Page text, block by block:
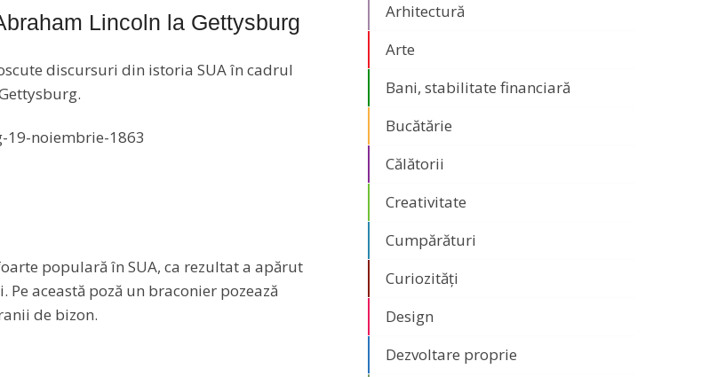
Lincoln la Gettysburg
discursuri din istoria SUA în cadrul
populară în SUA, ca rezultat a apărut
această poză un braconier pozează
de bizon.
Arhitectură
Arte
Bani, stabilitate financiară
Bucătărie
Călătorii
Creativitate
Cumpărături
Curiozități
Design
Dezvoltare proprie